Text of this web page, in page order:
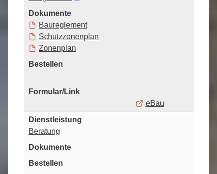
Baureglement
Schutzzonenplan
Zonenplan
eBau
Beratung